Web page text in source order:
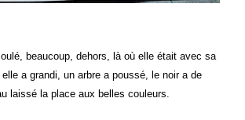
beaucoup, dehors, là où elle était avec sa
a grandi, un arbre a poussé, le noir a de
laissé la place aux belles couleurs.